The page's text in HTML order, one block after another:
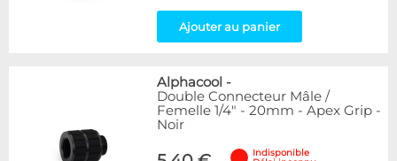
Ajouter au panier
Alphacool -
Double Connecteur Mâle /
Femelle 1/4" - 20mm - Apex Grip -
Noir
Indisponible